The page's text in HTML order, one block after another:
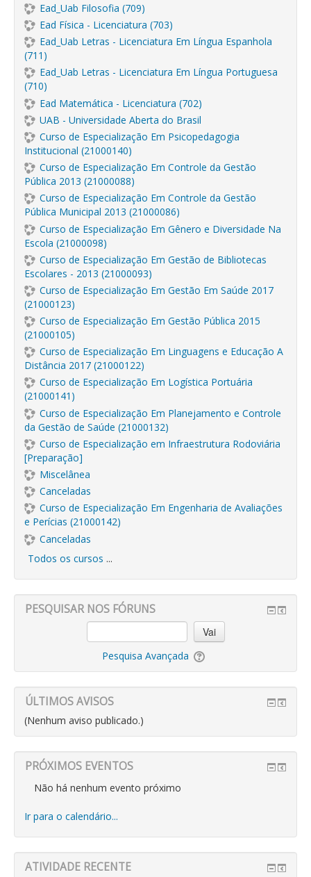
Ead_Uab Filosofia (709)
Ead Física - Licenciatura (703)
Ead_Uab Letras - Licenciatura Em Língua Espanhola
(711)
Ead_Uab Letras - Licenciatura Em Língua Portuguesa
(710)
Ead Matemática - Licenciatura (702)
UAB - Universidade Aberta do Brasil
Curso de Especialização Em Psicopedagogia
Institucional (21000140)
Curso de Especialização Em Controle da Gestão
Pública 2013 (21000088)
Curso de Especialização Em Controle da Gestão
Pública Municipal 2013 (21000086)
Curso de Especialização Em Gênero e Diversidade Na
Escola (21000098)
Curso de Especialização Em Gestão de Bibliotecas
Escolares - 2013 (21000093)
Curso de Especialização Em Gestão Em Saúde 2017
(21000123)
Curso de Especialização Em Gestão Pública 2015
(21000105)
Curso de Especialização Em Linguagens e Educação A
Distância 2017 (21000122)
Curso de Especialização Em Logística Portuária
(21000141)
Curso de Especialização Em Planejamento e Controle
da Gestão de Saúde (21000132)
Curso de Especialização em Infraestrutura Rodoviária
[Preparação]
Miscelânea
Canceladas
Curso de Especialização Em Engenharia de Avaliações
e Perícias (21000142)
Canceladas
Todos os cursos ...
PESQUISAR NOS FÓRUNS
Vai
Pesquisa Avançada
ÚLTIMOS AVISOS
(Nenhum aviso publicado.)
PRÓXIMOS EVENTOS
Não há nenhum evento próximo
Ir para o calendário...
ATIVIDADE RECENTE